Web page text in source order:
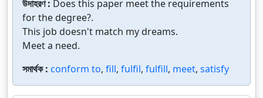
উদাহরণ : Does this paper meet the requirements
for the degree?.
This job doesn't match my dreams.
Meet a need.
সমার্থক : conform to, fill, fulfil, fulfill, meet, satisfy